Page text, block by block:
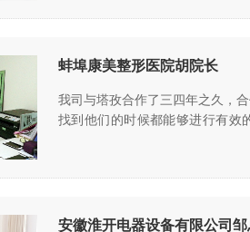
蚌埠康美整形医院胡院长
我司与塔孜合作了三四年之久，
找到他们的时候都能够进行有效
安徽淮开电器设备有限公司邹